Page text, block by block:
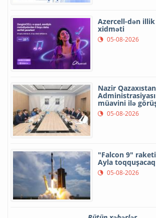
Azercell-dən illik
xidməti
05-08-2026
Nazir
müavini ilə
05-08-2026
"Falcon 9"
Ayla toqquşacaq
05-08-2026